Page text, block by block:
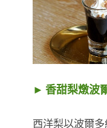
► 香甜梨燉波
西洋梨以波爾